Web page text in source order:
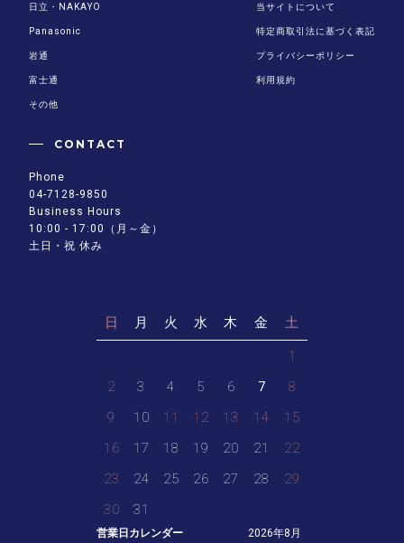
営業日カレンダー 2026年8月
日 月 火 水 木 金 土
1
2
3 4 5 6 7
8
9
10 11 12 13 14
15
16
17 18 19 20 21
22
23
24 25 26 27 28
29
30
31
日立・NAKAYO
Panasonic
岩通
富士通
その他
当サイトについて
特定商取引法に基づく表記
プライバシーポリシー
利用規約
CONTACT
Phone
04-7128-9850
Business Hours
10:00 - 17:00（月～金）
土日・祝 休み